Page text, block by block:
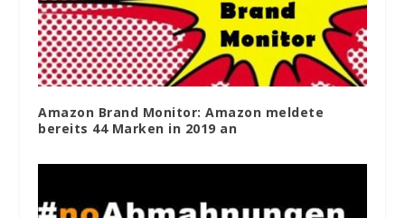
Amazon Brand Monitor: Amazon meldete
bereits 44 Marken in 2019 an